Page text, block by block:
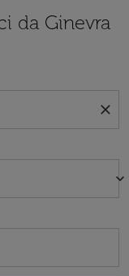
da Ginevra
close
keyboard_arrow_down